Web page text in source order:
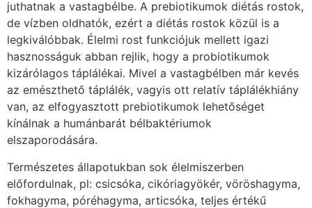
juthatnak a vastagbélbe. A prebiotikumok diétás rostok,
de vízben oldhatók, ezért a diétás rostok közül is a
legkiválóbbak. Élelmi rost funkciójuk mellett igazi
hasznosságuk abban rejlik, hogy a probiotikumok
kizárólagos táplálékai. Mivel a vastagbélben már kevés
az emészthető táplálék, vagyis ott relatív táplálékhiány
van, az elfogyasztott prebiotikumok lehetőséget
kínálnak a humánbarát bélbaktériumok
elszaporodására.
Természetes állapotukban sok élelmiszerben
előfordulnak, pl: csicsóka, cikóriagyökér, vöröshagyma,
fokhagyma, póréhagyma, articsóka, teljes értékű